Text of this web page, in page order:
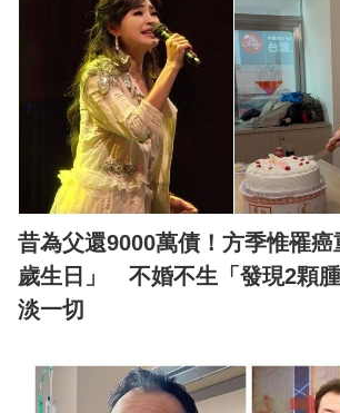
昔為父還9000萬債！方季惟罹
歲生日」 不婚不生「發現2顆
淡一切